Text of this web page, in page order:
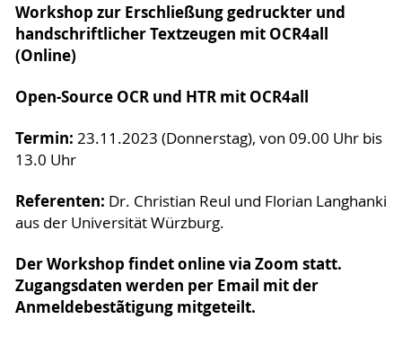
Workshop zur Erschließung gedruckter und
handschriftlicher Textzeugen mit OCR4all
(Online)
Open-Source OCR und HTR mit OCR4all
Termin: 23.11.2023 (Donnerstag), von 09.00 Uhr bis
13.0 Uhr
Referenten: Dr. Christian Reul und Florian Langhanki
aus der Universität Würzburg.
Der Workshop findet online via Zoom statt.
Zugangsdaten werden per Email mit der
Anmeldebestãtigung mitgeteilt.